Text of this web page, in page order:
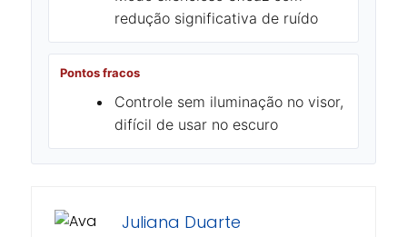
redução significativa de ruído
Pontos fracos
Controle sem iluminação no visor,
difícil de usar no escuro
Juliana Duarte